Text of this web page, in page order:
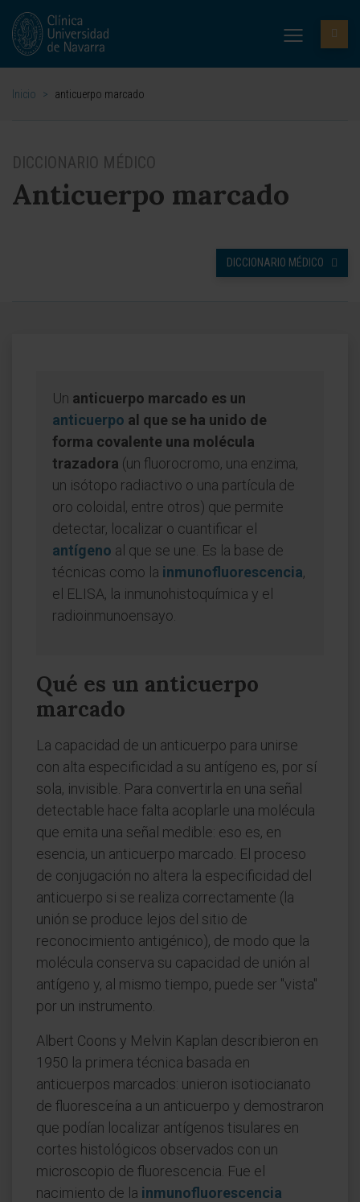
Inicio > anticuerpo marcado
DICCIONARIO MÉDICO
Anticuerpo marcado
DICCIONARIO MÉDICO
Un anticuerpo marcado es un
anticuerpo al que se ha unido de
forma covalente una molécula
trazadora (un fluorocromo, una enzima,
un isótopo radiactivo o una partícula de
oro coloidal, entre otros) que permite
detectar, localizar o cuantificar el
antígeno al que se une. Es la base de
técnicas como la inmunofluorescencia,
el ELISA, la inmunohistoquímica y el
radioinmunoensayo.
Qué es un anticuerpo
marcado
La capacidad de un anticuerpo para unirse
con alta especificidad a su antígeno es, por sí
sola, invisible. Para convertirla en una señal
detectable hace falta acoplarle una molécula
que emita una señal medible: eso es, en
esencia, un anticuerpo marcado. El proceso
de conjugación no altera la especificidad del
anticuerpo si se realiza correctamente (la
unión se produce lejos del sitio de
reconocimiento antigénico), de modo que la
molécula conserva su capacidad de unión al
antígeno y, al mismo tiempo, puede ser "vista"
por un instrumento.
Albert Coons y Melvin Kaplan describieron en
1950 la primera técnica basada en
anticuerpos marcados: unieron isotiocianato
de fluoresceína a un anticuerpo y demostraron
que podían localizar antígenos tisulares en
cortes histológicos observados con un
microscopio de fluorescencia. Fue el
nacimiento de la inmunofluorescencia